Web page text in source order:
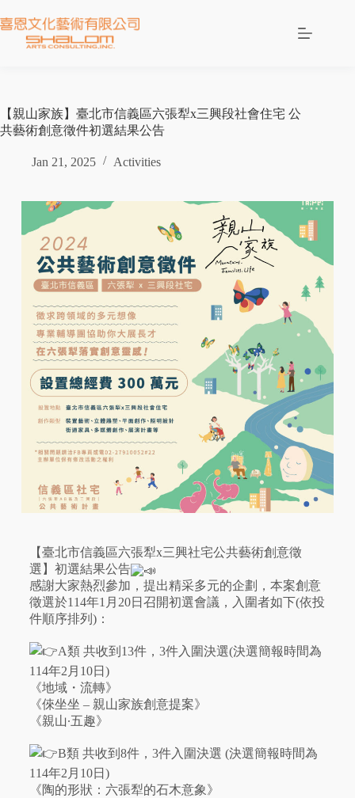
【親山家族】臺北市信義區六張犁x三興段社會住宅 公
共藝術創意徵件初選結果公告
Jan 21, 2025 Activities
【臺北市信義區六張犁x三興社宅公共藝術創意徵
選】初選結果公告
感謝大家熱烈參加，提出精采多元的企劃，本案創意
徵選於114年1月20日召開初選會議，入圍者如下(依投
件順序排列)：
A類 共收到13件，3件入圍決選(決選簡報時間為
114年2月10日)
《地域・流轉》
《倈坐坐 – 親山家族創意提案》
《親山∙五趣》
B類 共收到8件，3件入圍決選 (決選簡報時間為
114年2月10日)
《陶的形狀：六張犁的石木意象》